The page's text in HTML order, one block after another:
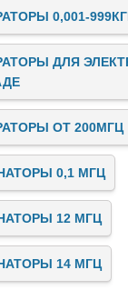
0,001-
ДЛЯ
ОТ 200МГЦ
0,1 МГЦ
12 МГЦ
14 МГЦ